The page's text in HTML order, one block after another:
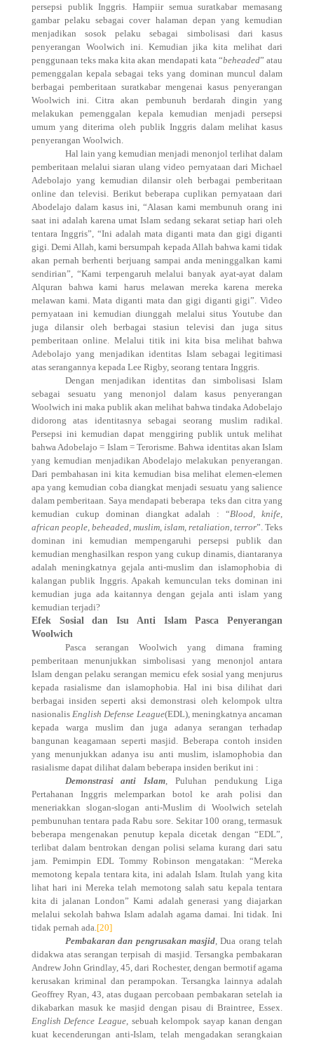
persepsi publik Inggris. Hampiir semua suratkabar memasang
gambar pelaku sebagai cover halaman depan yang kemudian
menjadikan sosok pelaku sebagai simbolisasi dari kasus
penyerangan Woolwich ini. Kemudian jika kita melihat dari
penggunaan teks maka kita akan mendapati kata “beheaded” atau
pemenggalan kepala sebagai teks yang dominan muncul dalam
berbagai pemberitaan suratkabar mengenai kasus penyerangan
Woolwich ini. Citra akan pembunuh berdarah dingin yang
melakukan pemenggalan kepala kemudian menjadi persepsi
umum yang diterima oleh publik Inggris dalam melihat kasus
penyerangan Woolwich.
Hal lain yang kemudian menjadi menonjol terlihat dalam
pemberitaan melalui siaran ulang video pernyataan dari Michael
Adebolajo yang kemudian dilansir oleh berbagai pemberitaan
online dan televisi. Berikut beberapa cuplikan pernyataan dari
Abodelajo dalam kasus ini, “Alasan kami membunuh orang ini
saat ini adalah karena umat Islam sedang sekarat setiap hari oleh
tentara Inggris”, “Ini adalah mata diganti mata dan gigi diganti
gigi. Demi Allah, kami bersumpah kepada Allah bahwa kami tidak
akan pernah berhenti berjuang sampai anda meninggalkan kami
sendirian”, “Kami terpengaruh melalui banyak ayat-ayat dalam
Alquran bahwa kami harus melawan mereka karena mereka
melawan kami. Mata diganti mata dan gigi diganti gigi”. Video
pernyataan ini kemudian diunggah melalui situs Youtube dan
juga dilansir oleh berbagai stasiun televisi dan juga situs
pemberitaan online. Melalui titik ini kita bisa melihat bahwa
Adebolajo yang menjadikan identitas Islam sebagai legitimasi
atas serangannya kepada Lee Rigby, seorang tentara Inggris.
Dengan menjadikan identitas dan simbolisasi Islam
sebagai sesuatu yang menonjol dalam kasus penyerangan
Woolwich ini maka publik akan melihat bahwa tindaka Adobelajo
didorong atas identitasnya sebagai seorang muslim radikal.
Persepsi ini kemudian dapat menggiring publik untuk melihat
bahwa Adobelajo = Islam = Terorisme. Bahwa identitas akan Islam
yang kemudian menjadikan Abodelajo melakukan penyerangan.
Dari pembahasan ini kita kemudian bisa melihat elemen-elemen
apa yang kemudian coba diangkat menjadi sesuatu yang salience
dalam pemberitaan. Saya mendapati beberapa teks dan citra yang
kemudian cukup dominan diangkat adalah : “Blood ,knife
african people, beheaded, muslim, islam ,retaliation ,terror”. Teks
dominan ini kemudian mempengaruhi persepsi publik dan
kemudian menghasilkan respon yang cukup dinamis, diantaranya
adalah meningkatnya gejala anti-muslim dan islamophobia di
kalangan publik Inggris. Apakah kemunculan teks dominan ini
kemudian juga ada kaitannya dengan gejala anti islam yang
kemudian terjadi?
Efek Sosial dan Isu Anti Islam Pasca Penyerangan
Woolwich
Pasca serangan Woolwich yang dimana framing
pemberitaan menunjukkan simbolisasi yang menonjol antara
Islam dengan pelaku serangan memicu efek sosial yang menjurus
kepada rasialisme dan islamophobia. Hal ini bisa dilihat dari
berbagai insiden seperti aksi demonstrasi oleh kelompok ultra
nasionalis English Defense League(EDL), meningkatnya ancaman
kepada warga muslim dan juga adanya serangan terhadap
bangunan keagamaan seperti masjid. Beberapa contoh insiden
yang menunjukkan adanya isu anti muslim, islamophobia dan
rasialisme dapat dilihat dalam beberapa insiden berikut ini :
Demonstrasi anti Islam , Puluhan pendukung Liga
Pertahanan Inggris melemparkan botol ke arah polisi dan
meneriakkan slogan-slogan anti-Muslim di Woolwich setelah
pembunuhan tentara pada Rabu sore. Sekitar 100 orang, termasuk
beberapa mengenakan penutup kepala dicetak dengan “EDL”,
terlibat dalam bentrokan dengan polisi selama kurang dari satu
jam. Pemimpin EDL Tommy Robinson mengatakan: “Mereka
memotong kepala tentara kita, ini adalah Islam. Itulah yang kita
lihat hari ini Mereka telah memotong salah satu kepala tentara
kita di jalanan London” Kami adalah generasi yang diajarkan
melalui sekolah bahwa Islam adalah agama damai. Ini tidak. Ini
tidak pernah ada. [20]
Pembakaran dan pengrusakan masjid , Dua orang telah
didakwa atas serangan terpisah di masjid. Tersangka pembakaran
Andrew John Grindlay, 45, dari Rochester, dengan bermotif agama
kerusakan kriminal dan perampokan. Tersangka lainnya adalah
Geoffrey Ryan, 43, atas dugaan percobaan pembakaran setelah ia
dikabarkan masuk ke masjid dengan pisau di Braintree, Essex.
English Defence League , sebuah kelompok sayap kanan dengan
kuat kecenderungan anti-Islam, telah mengadakan serangkaian